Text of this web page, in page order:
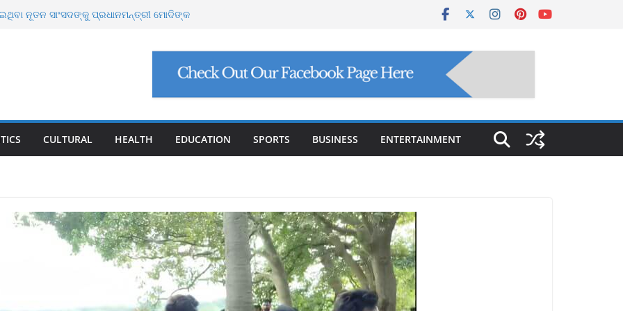
ହଜାର ୬୪୮ କୋଟି ନିବେଶ ପ୍ରସ୍ତାବ, ସୃଷ୍ଟି ହେବ
ଲାଞ୍ଚ ମାମଲା ଶେଷ: ସୁପ୍ରିମକୋର୍ଟଙ୍କ ଦ୍ୱାରା
୩ ବିଶେଷଜ୍ଞଙ୍କ ବିରୋଧରେ ଗୁରୁତର
ବଙ୍ଗୋପସାଗରରେ ଘୂର୍ଣ୍ଣିବଳୟ, ଉପକୂଳ ଓଡ଼ିଶାକୁ
CULTURAL HEALTH EDUCATION SPORTS BUSINESS ENTERTAINMENT